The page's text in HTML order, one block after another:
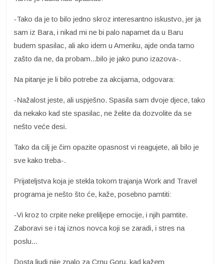
-Tako da je to bilo jedno skroz interesantno iskustvo, jer ja
sam iz Bara, i nikad mi ne bi palo napamet da u Baru
budem spasilac, ali ako idem u Ameriku, ajde onda tamo
zašto da ne, da probam...bilo je jako puno izazova-.
Na pitanje je li bilo potrebe za akcijama, odgovara:
-Nažalost jeste, ali uspješno. Spasila sam dvoje djece, tako
da nekako kad ste spasilac, ne želite da dozvolite da se
nešto veće desi.
Tako da cilj je čim opazite opasnost vi reagujete, ali bilo je
sve kako treba-.
Prijateljstva koja je stekla tokom trajanja Work and Travel
programa je nešto što će, kaže, posebno pamtiti:
-Vi kroz to crpite neke preliljepe emocije, i njih pamtite.
Zaboravi se i taj iznos novca koji se zaradi, i stres na
poslu...
Dosta ljudi nije znalo za Crnu Goru, kad kažem